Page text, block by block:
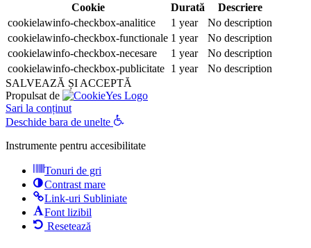
Cookie
Durată
Descriere
cookielawinfo-checkbox-analitice
1 year
No description
cookielawinfo-checkbox-functionale 1 year
No description
cookielawinfo-checkbox-necesare
1 year
No description
cookielawinfo-checkbox-publicitate 1 year
No description
SALVEAZĂ ȘI ACCEPTĂ
Propulsat de
Sari la conținut
Deschide bara de unelte
Instrumente pentru accesibilitate
Tonuri de gri
Contrast mare
Link-uri Subliniate
Font lizibil
Resetează